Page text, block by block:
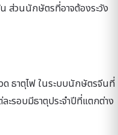
ส่วนนักษัตรที่อาจต้องระวัง
ธาตุไฟ ในระบบนักษัตรจีนที่
ะรอบมีธาตุประจำปีที่แตกต่าง